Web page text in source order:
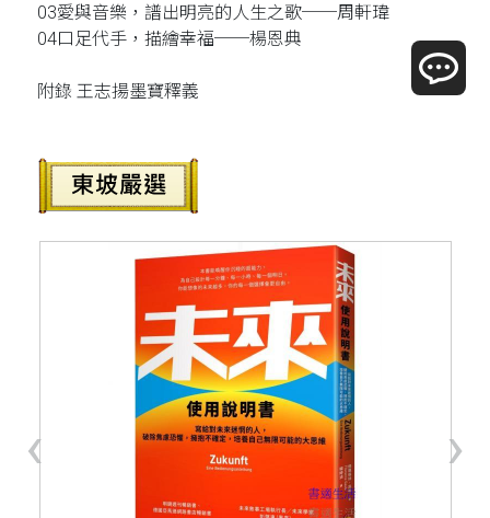
03愛與音樂，譜出明亮的人生之歌──周軒瑋
04口足代手，描繪幸福──楊恩典
附錄 王志揚墨寶釋義
‹ ›